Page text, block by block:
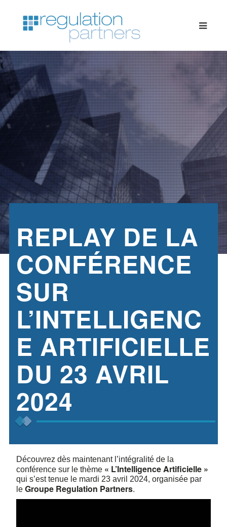
REPLAY DE LA
CONFÉRENCE
SUR
L’INTELLIGENC
E ARTIFICIELLE
DU 23 AVRIL
2024
Découvrez dès maintenant l’intégralité de la
conférence sur le thème « L’Intelligence Artificielle »
qui s’est tenue le mardi 23 avril 2024, organisée par
le Groupe Regulation Partners.